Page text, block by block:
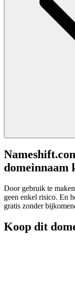
domeinnaam
Door gebruik te
geen enkel risico. En
gratis zonder
Koop dit